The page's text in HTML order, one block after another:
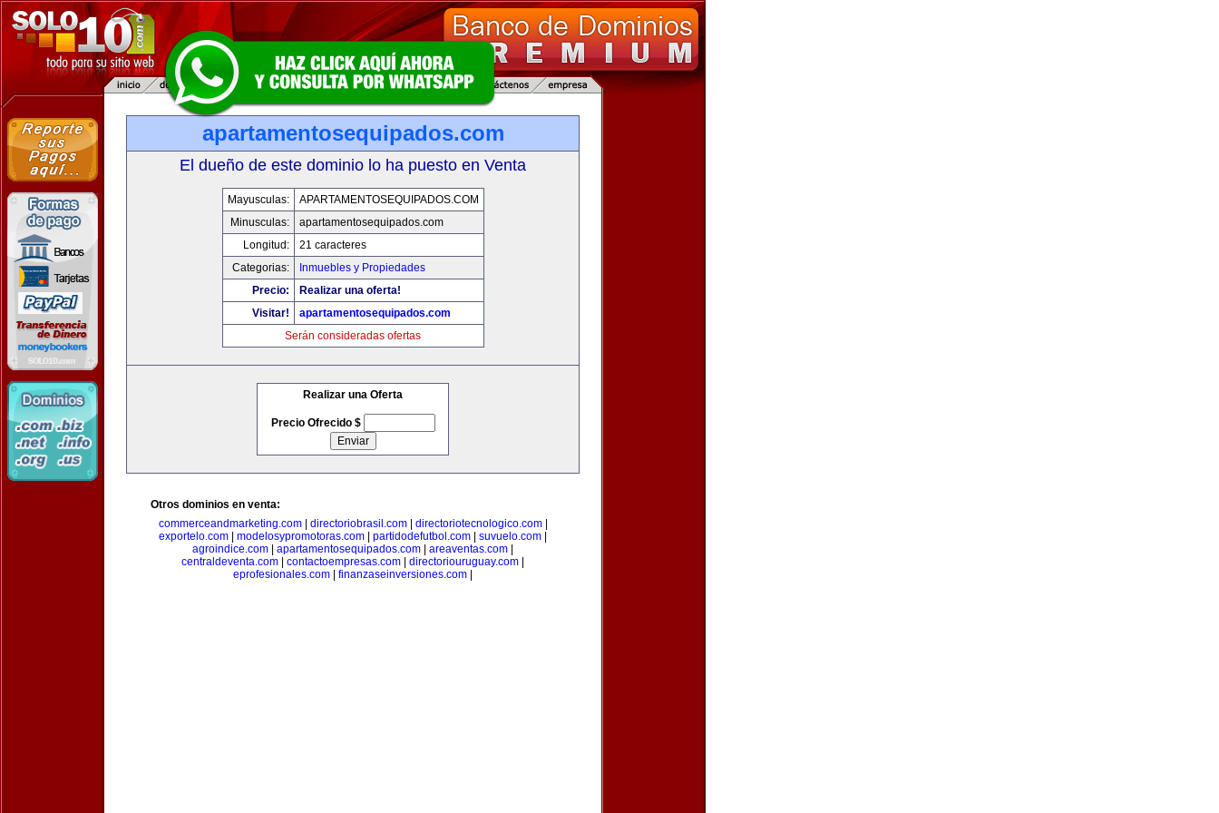
apartamentosequipados.com
El dueño de este dominio lo ha puesto en Venta
Mayusculas:
APARTAMENTOSEQUIPADOS.COM
Minusculas:
apartamentosequipados.com
Longitud:
21 caracteres
Categorias:
Inmuebles y Propiedades
Precio:
Realizar una oferta!
Visitar!
apartamentosequipados.com
Serán consideradas ofertas
Realizar una Oferta
Precio Ofrecido $
Otros dominios en venta:
commerceandmarketing.com| directoriobrasil.com| directoriotecnologico.com|
exportelo.com
modelosypromotoras.com partidodefutbol.com suvuelo.com
agroindice.com
apartamentosequipados.com areaventas.com
centraldeventa.com
contactoempresas.com directoriouruguay.com
eprofesionales.com
finanzaseinversiones.com